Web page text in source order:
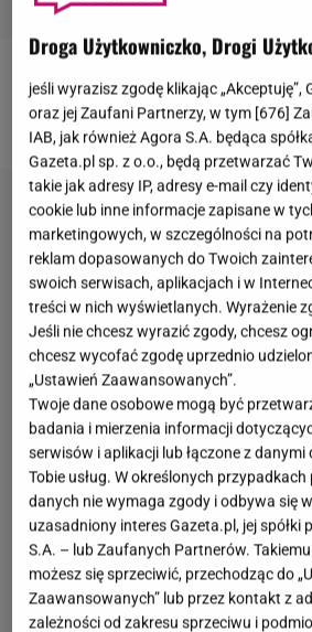
Więcej informacji i ciekawostek
znajdziesz na stronie głównej
Droga Użytkowniczko, Drogi
jeśli wyrazisz zgodę klikając „Akceptuję”,
oraz jej Zaufani Partnerzy, w tym [676]
IAB, jak również Agora S.A. będąca
Gazeta.pl sp. z o.o., będą przetwarzać
takie jak adresy IP, adresy e-mail czy
cookie lub inne informacje zapisane w
marketingowych, w szczególności na
reklam dopasowanych do Twoich
swoich serwisach, aplikacjach i w
treści w nich wyświetlanych. Wyrażenie
Jeśli nie chcesz wyrazić zgody, chcesz
chcesz wycofać zgodę uprzednio
„Ustawień Zaawansowanych”.
Twoje dane osobowe mogą być
badania i mierzenia informacji
serwisów i aplikacji lub łączone z
Tobie usług. W określonych
danych nie wymaga zgody i odbywa się
uzasadniony interes Gazeta.pl, jej spółki
S.A. – lub Zaufanych Partnerów.
możesz się sprzeciwić, przechodząc do
Zaawansowanych” lub przez kontakt z
zależności od zakresu sprzeciwu i